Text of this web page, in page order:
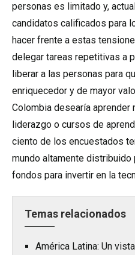
personas es limitado y,
candidatos calificados para
hacer frente a estas
delegar tareas repetitivas a
liberar a las personas para
enriquecedor y de mayor
Colombia desearía aprender
liderazgo o cursos de
ciento de los encuestados
mundo altamente
fondos para invertir en la
Temas relacionados
América Latina: Un